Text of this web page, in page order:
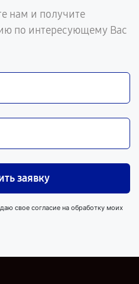
нам и получите
по интересующему Вас
заявку
свое согласие на обработку моих